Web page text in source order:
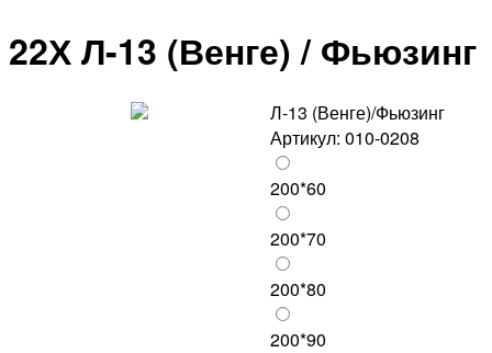
22Х Л-13 (Венге) / Фьюзинг
Л-13 (Венге)/Фьюзинг
Артикул: 010-0208
200*60
200*70
200*80
200*90